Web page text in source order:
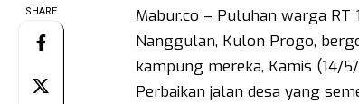
SHARE
Mabur.co – Puluhan warga RT
Nanggulan, Kulon Progo,
kampung mereka, Kamis (14/
Perbaikan jalan desa yang